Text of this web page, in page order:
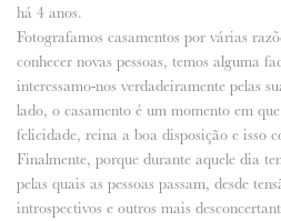
há 4 anos.
Fotografamos casamentos por várias
conhecer novas pessoas, temos alguma
interessamo-nos verdadeiramente pelas
lado, o casamento é um momento em
felicidade, reina a boa disposição e isso
Finalmente, porque durante aquele dia
pelas quais as pessoas passam, desde
introspectivos e outros mais